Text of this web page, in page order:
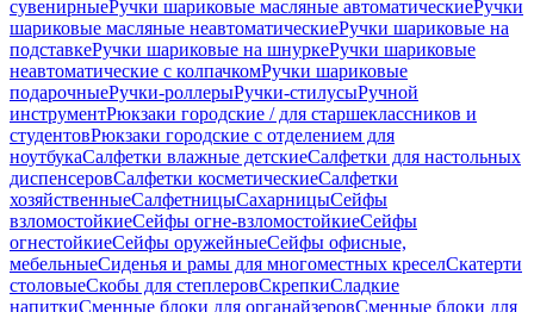
сувенирныеРучки шариковые масляные автоматическиеРучки
шариковые масляные неавтоматическиеРучки шариковые на
подставкеРучки шариковые на шнуркеРучки шариковые
неавтоматические с колпачкомРучки шариковые
подарочныеРучки-роллерыРучки-стилусыРучной
инструментРюкзаки городские / для старшеклассников и
студентовРюкзаки городские с отделением для
ноутбукаСалфетки влажные детскиеСалфетки для настольных
диспенсеровСалфетки косметическиеСалфетки
хозяйственныеСалфетницыСахарницыСейфы
взломостойкиеСейфы огне-взломостойкиеСейфы
огнестойкиеСейфы оружейныеСейфы офисные,
мебельныеСиденья и рамы для многоместных креселСкатерти
столовыеСкобы для степлеровСкрепкиСладкие
напиткиСменные блоки для органайзеровСменные блоки для